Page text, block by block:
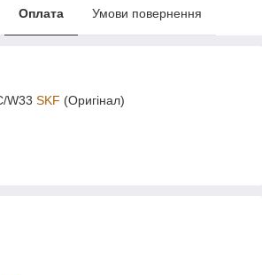
Оплата Умови повернення
W33 SKF (Оригінал)